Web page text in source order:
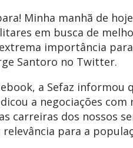
Minha manhã de
em busca de
importância
Santoro no Twitter.
a Sefaz informou
a negociações
carreiras dos nossos
para a